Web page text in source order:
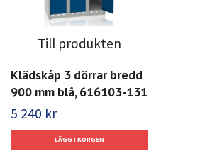
Till produkten
Klädskåp 3 dörrar bredd
900 mm blå, 616103-131
5 240 kr